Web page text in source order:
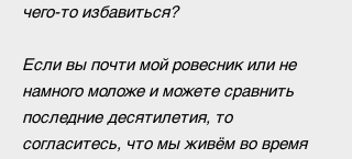
чего-то избавиться?
Если вы почти мой ровесник или не
намного моложе и можете сравнить
последние десятилетия, то
согласитесь, что мы живём во время